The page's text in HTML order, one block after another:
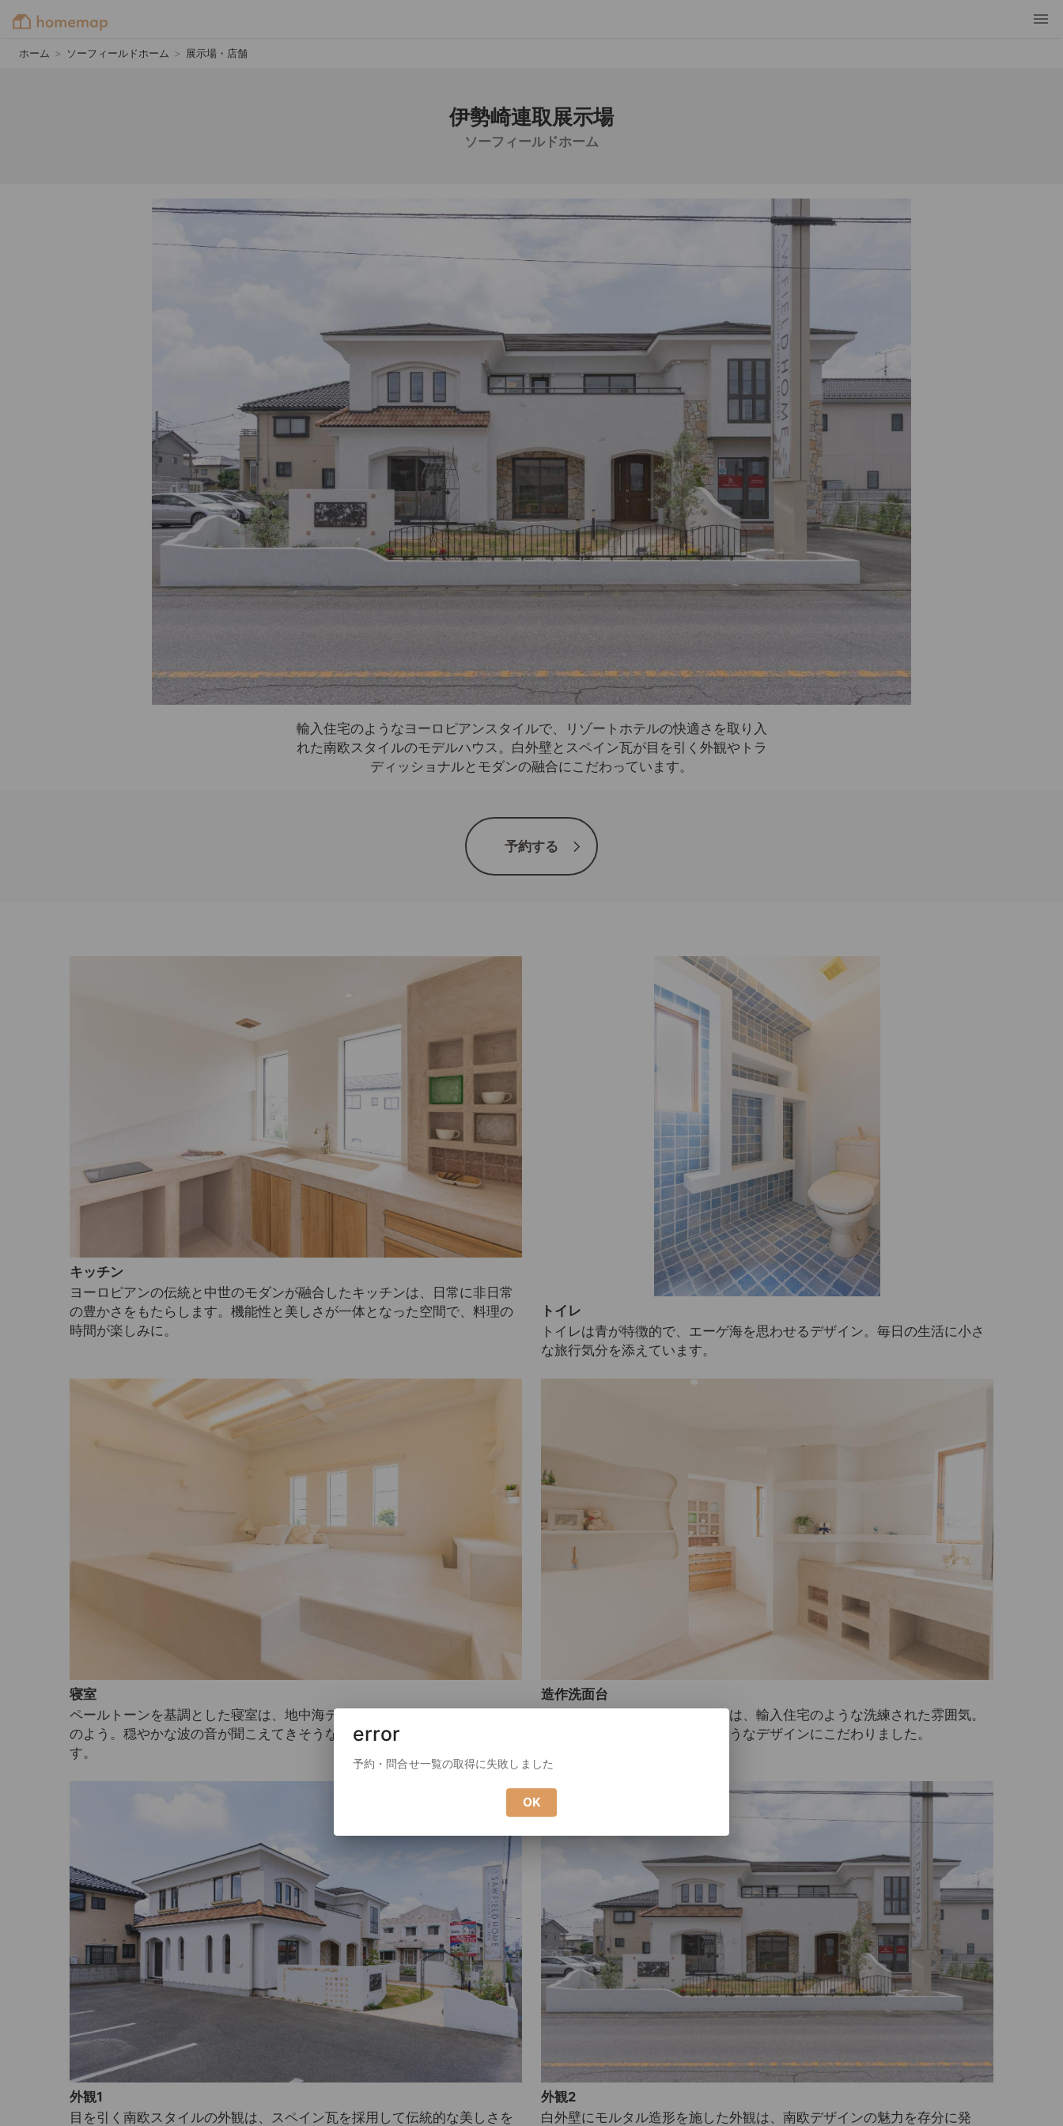
ホーム > ソーフィールドホーム > 展示場・店舗
伊勢崎連取展示場
ソーフィールドホーム
輸入住宅のようなヨーロピアンスタイルで、リゾートホテルの快適さを取り入
れた南欧スタイルのモデルハウス。白外壁とスペイン瓦が目を引く外観やトラ
ディッショナルとモダンの融合にこだわっています。
予約する
キッチン
ヨーロピアンの伝統と中世のモダンが融合したキッチンは、日常に非日常
の豊かさをもたらします。機能性と美しさが一体となった空間で、料理の
時間が楽しみに。
トイレ
トイレは青が特徴的で、エーゲ海を思わせるデザイン。毎日の生活に小さ
な旅行気分を添えています。
寝室
ペールトーンを基調とした寝室は、地中海テイスト溢れるリゾートホテル
のよう。穏やかな波の音が聞こえてきそうな、落ち着きと安らぎの空間で
す。
造作洗面台
曲線が特徴的な手洗いスペースは、輸入住宅のような洗練された雰囲気。
毎日を特別な気分で過ごせるようなデザインにこだわりました。
外観1
目を引く南欧スタイルの外観は、スペイン瓦を採用して伝統的な美しさを
外観2
白外壁にモルタル造形を施した外観は、南欧デザインの魅力を存分に発
error
予約・問合せ一覧の取得に失敗しました
OK